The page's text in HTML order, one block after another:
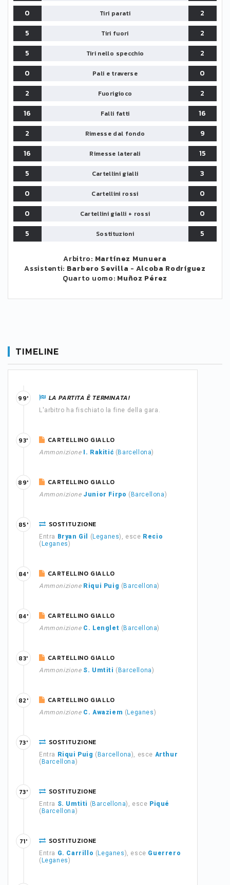
0 Tiri parati
2
5
Tiri fuori
2
5
Tiri nello specchio
2
0
Pali e traverse
0
2
Fuorigioco
2
16
Falli fatti
16
2
Rimesse dal fondo
9
16
Rimesse laterali
15
5
Cartellini gialli
3
0
Cartellini rossi
0
0
Cartellini gialli + rossi
0
5
Sostituzioni 5
Arbitro: Martínez Munuera
Assistenti: Barbero Sevilla -Alcoba Rodríguez
Quarto uomo: Muñoz Pérez
TIMELINE
LA PARTITA È TERMINATA!
L'arbitro ha fischiato la fine della gara.
99'
CARTELLINO GIALLO
Ammonizione I. Rakitić ( Barcellona)
93'
CARTELLINO GIALLO
Ammonizione Junior Firpo ( Barcellona)
89'
SOSTITUZIONE
Entra Bryan Gil ( Leganes), esce Recio
( Leganes)
85'
CARTELLINO GIALLO
Ammonizione Riqui Puig ( Barcellona)
84'
CARTELLINO GIALLO
Ammonizione C. Lenglet ( Barcellona)
84'
CARTELLINO GIALLO
Ammonizione S. Umtiti ( Barcellona)
83'
CARTELLINO GIALLO
Ammonizione C. Awaziem ( Leganes)
82'
SOSTITUZIONE
Entra Riqui Puig ( Barcellona), esce Arthur
( Barcellona)
73'
SOSTITUZIONE
Entra S. Umtiti ( Barcellona), esce Piqué
( Barcellona)
73'
SOSTITUZIONE
Entra G. Carrillo ( Leganes), esce Guerrero
( Leganes)
71'